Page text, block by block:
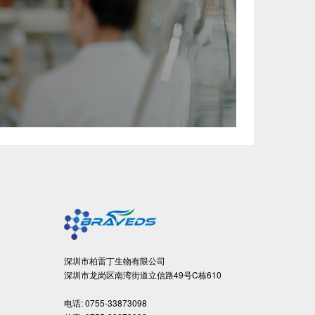
深圳市柏雷丁生物有限公司
深圳市龙岗区南湾街道立信路49号C栋610
电话:0755-33873098